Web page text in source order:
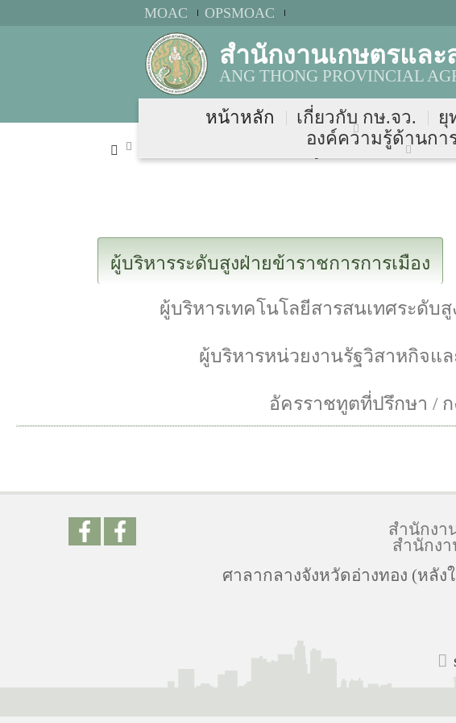
MOAC OPSMOAC
สำนักงานเกษตรแล
ANG THONG PROVINCIAL
หน้าหลัก เกี่ยวกับ กษ.จว. ยุ
องค์ความรู้ด้านกา
ผู้บริหารระดับสูงฝ่ายข้าราชการการเมือง
ผู้บริหารเทคโนโลยีสารสนเทศระดับสู
ผู้บริหารหน่วยงานรัฐวิสาหกิจแ
อัครราชทูตที่ปรึกษา / ก
สำนักงา
สำนักง
ศาลากลางจังหวัดอ่างทอง (หลัง